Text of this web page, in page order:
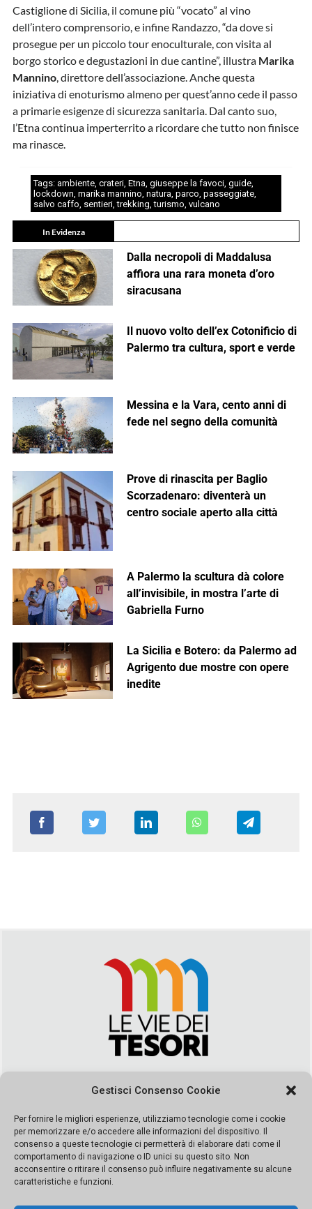
Gestisci Consenso Cookie
Per fornire le migliori esperienze, utilizziamo tecnologie come i cookie
per memorizzare e/o accedere alle informazioni del dispositivo. Il
consenso a queste tecnologie ci permetterà di elaborare dati come il
comportamento di navigazione o ID unici su questo sito. Non
acconsentire o ritirare il consenso può influire negativamente su alcune
caratteristiche e funzioni.
Castiglione di Sicilia, il comune più “vocato” al vino
dell’intero comprensorio, e infine Randazzo, “da dove si
prosegue per un piccolo tour enoculturale, con visita al
borgo storico e degustazioni in due cantine”, illustra Marika
Mannino, direttore dell’associazione. Anche questa
iniziativa di enoturismo almeno per quest’anno cede il passo
a primarie esigenze di sicurezza sanitaria. Dal canto suo,
l’Etna continua imperterrito a ricordare che tutto non finisce
ma rinasce.
Tags: ambiente, crateri, Etna, giuseppe la favoci, guide,
lockdown, marika mannino, natura, parco, passeggiate,
salvo caffo, sentieri,trekking,turismo, vulcano
In Evidenza
Dalla necropoli di Maddalusa
affiora una rara moneta d’oro
siracusana
Il nuovo volto dell’ex Cotonificio di
Palermo tra cultura, sport e verde
Messina e la Vara, cento anni di
fede nel segno della comunità
Prove di rinascita per Baglio
Scorzadenaro: diventerà un
centro sociale aperto alla città
A Palermo la scultura dà colore
all’invisibile, in mostra l’arte di
Gabriella Furno
La Sicilia e Botero: da Palermo ad
Agrigento due mostre con opere
inedite
segreteria@leviedeitesori.it
Direttore ResponsabileMarcello Barbaro – Aut. del tribunale di
Palermo n. 19 del 2017 iscrizione al roc numero 37003 Editore
Porta Felice Srl. Sede legale: Via Libertà 93 – 90143 Palermo
Società iscritta alla Camera di Commercio di Palermo Ufficio
065228208251 Capitale 10000 euro IV